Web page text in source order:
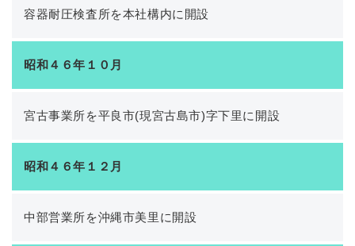
容器耐圧検査所を本社構内に開設
昭和４６年１０月
宮古事業所を平良市(現宮古島市)字下里に開設
昭和４６年１２月
中部営業所を沖縄市美里に開設